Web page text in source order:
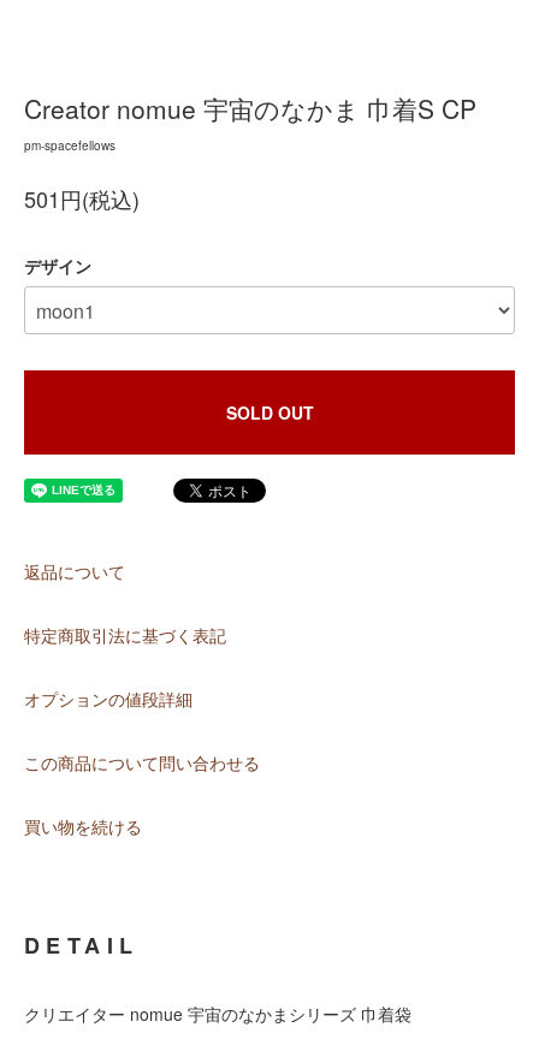
Creator nomue 宇宙のなかま 巾着S CP
pm-spacefellows
501円(税込)
デザイン
SOLD OUT
返品について
特定商取引法に基づく表記
オプションの値段詳細
この商品について問い合わせる
買い物を続ける
DETAIL
クリエイター nomue 宇宙のなかまシリーズ 巾着袋